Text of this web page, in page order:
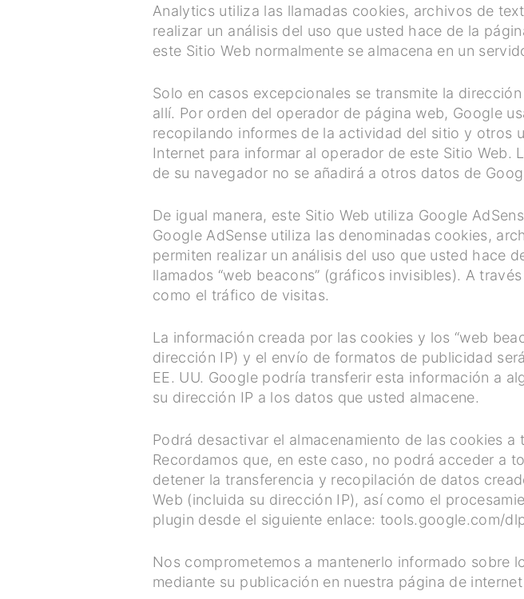
Analytics utiliza las llamadas cookies, archivos de
realizar un análisis del uso que usted hace de la
este Sitio Web normalmente se almacena en un
Solo en casos excepcionales se transmite la
allí. Por orden del operador de página web, Google
recopilando informes de la actividad del sitio y otros
Internet para informar al operador de este Sitio Web.
de su navegador no se añadirá a otros datos de
De igual manera, este Sitio Web utiliza Google
Google AdSense utiliza las denominadas cookies,
permiten realizar un análisis del uso que usted hace
llamados “web beacons” (gráficos invisibles). A
como el tráfico de visitas.
La información creada por las cookies y los “web
dirección IP) y el envío de formatos de publicidad
EE. UU. Google podría transferir esta información a
su dirección IP a los datos que usted almacene.
Podrá desactivar el almacenamiento de las cookies
Recordamos que, en este caso, no podrá acceder a
detener la transferencia y recopilación de datos
Web (incluida su dirección IP), así como el
plugin desde el siguiente enlace: tools.google.com/
Nos comprometemos a mantenerlo informado sobre
mediante su publicación en nuestra página de internet